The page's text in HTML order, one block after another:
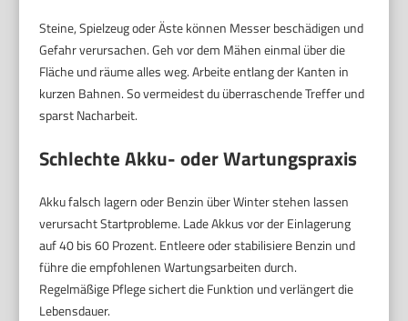
Steine, Spielzeug oder Äste können Messer beschädigen und
Gefahr verursachen. Geh vor dem Mähen einmal über die
Fläche und räume alles weg. Arbeite entlang der Kanten in
kurzen Bahnen. So vermeidest du überraschende Treffer und
sparst Nacharbeit.
Schlechte Akku- oder Wartungspraxis
Akku falsch lagern oder Benzin über Winter stehen lassen
verursacht Startprobleme. Lade Akkus vor der Einlagerung
auf 40 bis 60 Prozent. Entleere oder stabilisiere Benzin und
führe die empfohlenen Wartungsarbeiten durch.
Regelmäßige Pflege sichert die Funktion und verlängert die
Lebensdauer.